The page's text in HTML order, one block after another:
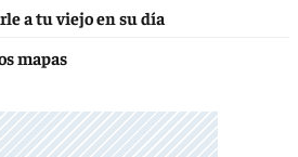
a tu viejo en su día
mapas